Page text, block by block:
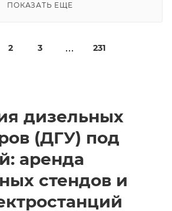
ПОКАЗАТЬ ЕЩЕ
2 3 231
дизельных
(ДГУ) под
аренда
стендов и